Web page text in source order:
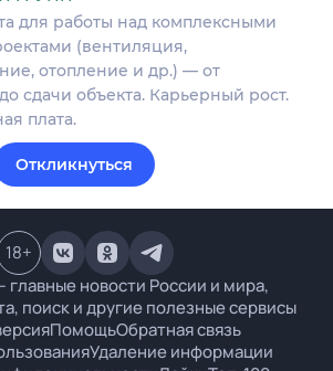
для работы над комплексными
(вентиляция,
отопление и др.) — от
сдачи объекта. Карьерный рост.
плата.
Откликнуться
новости России и мира,
поиск и другие полезные сервисы
ПомощьОбратная связь
Удаление информации
18+